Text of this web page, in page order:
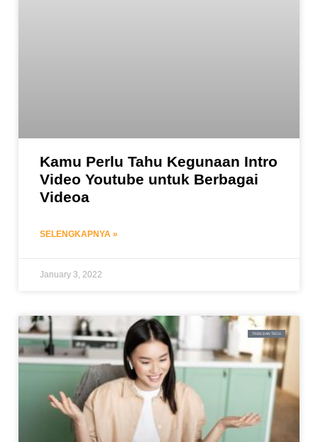
Kamu Perlu Tahu Kegunaan Intro
Video Youtube untuk Berbagai
Videoa
SELENGKAPNYA »
January 3, 2022
TREN DAN TECH